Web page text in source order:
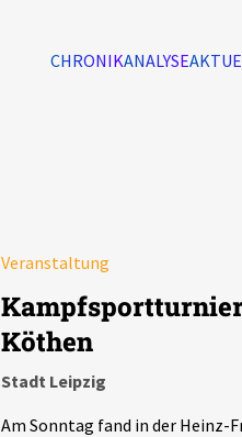
CHRONIKANALYSE
Veranstaltung
Köthen
Stadt Leipzig
Am Sonntag fand in der Heinz-